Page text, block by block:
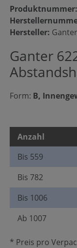
Produktnummer:
Hersteller: Ganter
Ganter
Form: B,
Anzahl
Bis 559
Bis 782
Bis 1006
Ab 1007
* Preis pro